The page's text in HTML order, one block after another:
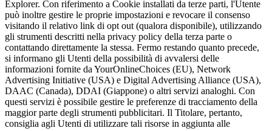
Explorer. Con riferimento a Cookie installati da terze parti, l'Utente
può inoltre gestire le proprie impostazioni e revocare il consenso
visitando il relativo link di opt out (qualora disponibile), utilizzando
gli strumenti descritti nella privacy policy della terza parte o
contattando direttamente la stessa. Fermo restando quanto precede,
si informano gli Utenti della possibilità di avvalersi delle
informazioni fornite da YourOnlineChoices (EU), Network
Advertising Initiative (USA) e Digital Advertising Alliance (USA),
DAAC (Canada), DDAI (Giappone) o altri servizi analoghi. Con
questi servizi è possibile gestire le preferenze di tracciamento della
maggior parte degli strumenti pubblicitari. Il Titolare, pertanto,
consiglia agli Utenti di utilizzare tali risorse in aggiunta alle